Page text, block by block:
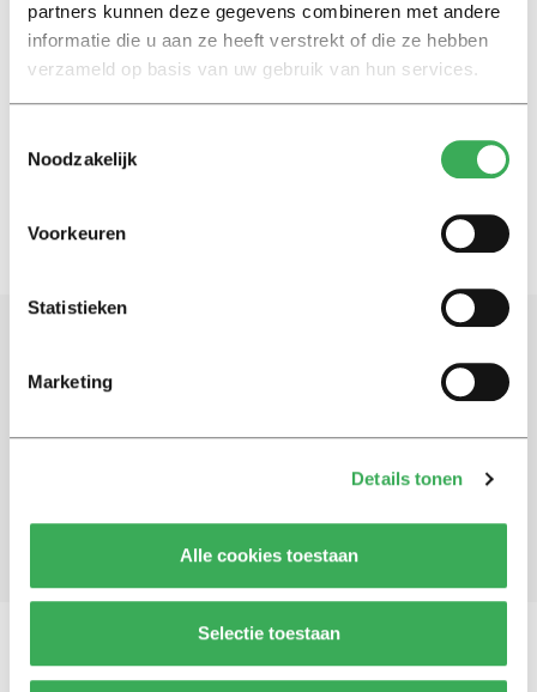
partners kunnen deze gegevens combineren met andere
informatie die u aan ze heeft verstrekt of die ze hebben
verzameld op basis van uw gebruik van hun services.
Noodzakelijk
Voorkeuren
Statistieken
Marketing
Details tonen
Alle cookies toestaan
Selectie toestaan
15% korting voor ‘late lunch’ in
mensa wegens drukte
Schrijf je in voor onze nieuwsbrief
Univers.
Aanmelden